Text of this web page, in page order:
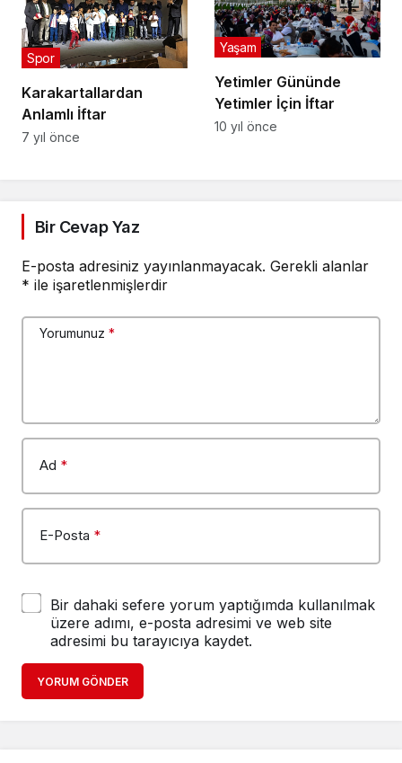
Karakartallardan
Anlamlı İftar
Spor
7 yıl önce
Yetimler Gününde
Yetimler İçin İftar
Yaşam
10 yıl önce
Bir Cevap Yaz
E-posta adresiniz yayınlanmayacak. Gerekli alanlar
* ile işaretlenmişlerdir
Yorumunuz *
Ad *
E-Posta *
Bir dahaki sefere yorum yaptığımda kullanılmak
üzere adımı, e-posta adresimi ve web site
adresimi bu tarayıcıya kaydet.
YORUM GÖNDER